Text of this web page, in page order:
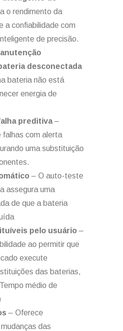
o rendimento da
a confiabilidade com
de precisão.
desconectada
bateria não está
energia de
preditiva–
falhas com alerta
uma substituição
– O auto-teste
assegura uma
de que a bateria
pelo usuário –
ao permitir que
execute
das baterias,
médio de
– Oferece
das